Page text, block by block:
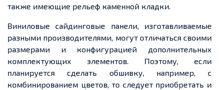
также имеющие рельеф каменной кладки.
Виниловыесайдинговые панели, изготавливаемые
разными производителями, могут отличаться своими
размерами и конфигурацией дополнительных
комплектующих элементов. Поэтому, если
планируется сделать обшивку, например, с
комбинированием цветов, то следует приобретать и